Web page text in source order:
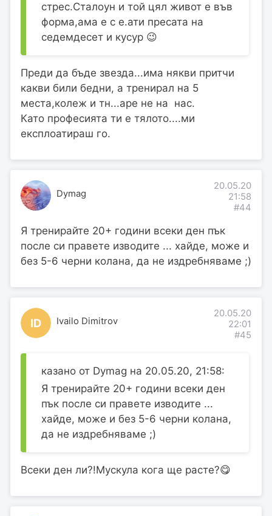
стрес.Сталоун и той цял живот е във
форма,ама е с е.ати пресата на
седемдесет и кусур 😉
Преди да бъде звезда...има някви притчи
какви били бедни, а тренирал на 5
места,колеж и тн...аре не на нас.
Като професията ти е тялото....ми
експлоатираш го.
Dymag
20.05.20
21:58
#44
Я тренирайте 20+ години всеки ден пък
после си правете изводите ... хайде, може и
без 5-6 черни колана, да не издребняваме ;)
ID Ivailo Dimitrov
20.05.20
22:01
#45
казано от Dymag на 20.05.20, 21:58:
Я тренирайте 20+ години всеки ден
пък после си правете изводите ...
хайде, може и без 5-6 черни колана,
да не издребняваме ;)
Всеки ден ли?!Мускула кога ще расте?😋